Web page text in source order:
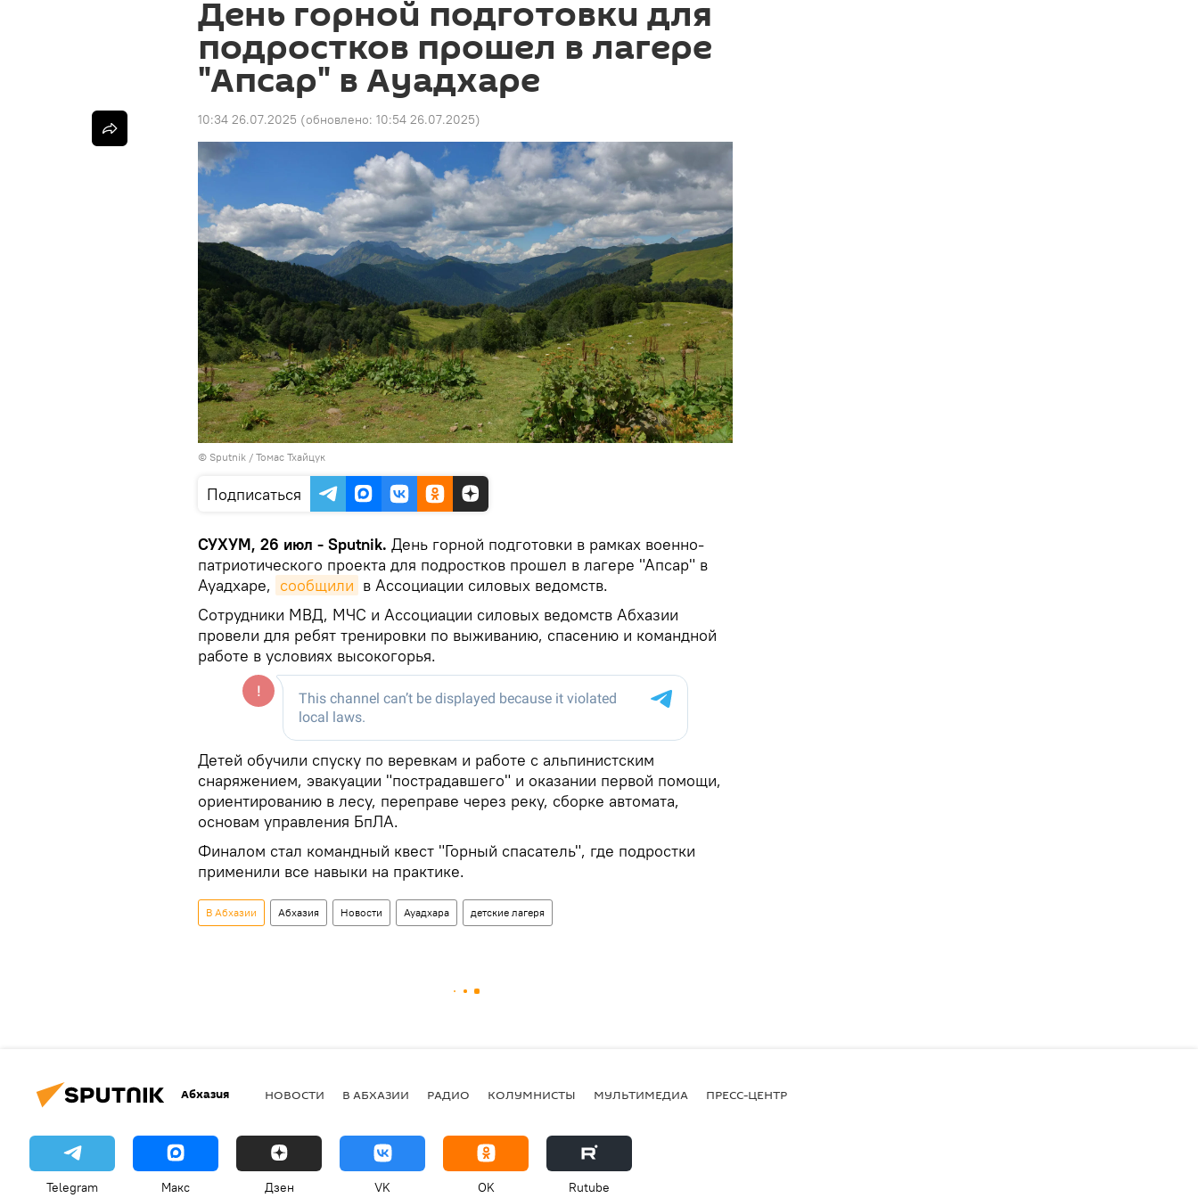
День горной подготовки для
подростков прошел в лагере
"Апсар" в Ауадхаре
10:34 26.07.2025 (обновлено: 10:54 26.07.2025)
© Sputnik / Томас Тхайцук
Подписаться
СУХУМ, 26 июл - Sputnik. День горной подготовки в рамках военно-
патриотического проекта для подростков прошел в лагере "Апсар" в
Ауадхаре, сообщили в Ассоциации силовых ведомств.
Сотрудники МВД, МЧС и Ассоциации силовых ведомств Абхазии
провели для ребят тренировки по выживанию, спасению и командной
работе в условиях высокогорья.
Детей обучили спуску по веревкам и работе с альпинистским
снаряжением, эвакуации "пострадавшего" и оказании первой помощи,
ориентированию в лесу, переправе через реку, сборке автомата,
основам управления БпЛА.
Финалом стал командный квест "Горный спасатель", где подростки
применили все навыки на практике.
В Абхазии Абхазия Новости Ауадхара детские лагеря
Абхазия НОВОСТИ В АБХАЗИИ РАДИО КОЛУМНИСТЫ МУЛЬТИМЕДИА ПРЕСС-ЦЕНТР
Telegram Макс Дзен VK OK Rutube